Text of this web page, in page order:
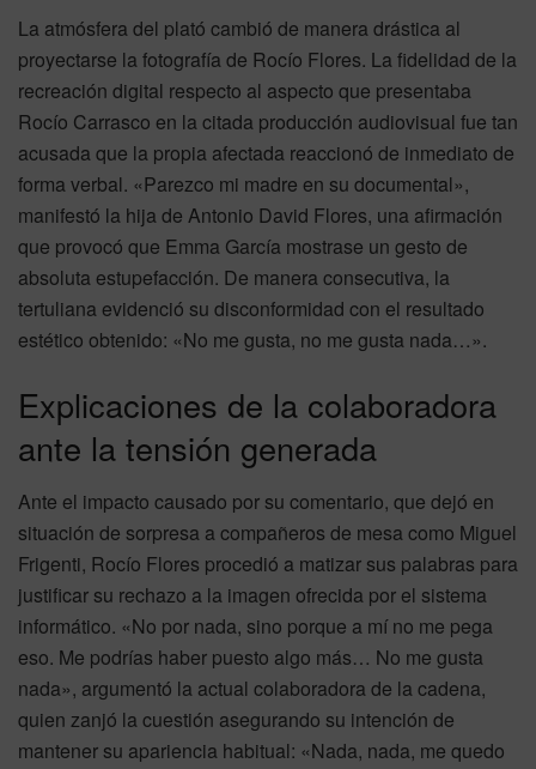
La atmósfera del plató cambió de manera drástica al
proyectarse la fotografía de Rocío Flores. La fidelidad de la
recreación digital respecto al aspecto que presentaba
Rocío Carrasco en la citada producción audiovisual fue tan
acusada que la propia afectada reaccionó de inmediato de
forma verbal. «Parezco mi madre en su documental»,
manifestó la hija de Antonio David Flores, una afirmación
que provocó que Emma García mostrase un gesto de
absoluta estupefacción. De manera consecutiva, la
tertuliana evidenció su disconformidad con el resultado
estético obtenido: «No me gusta, no me gusta nada…».
Explicaciones de la colaboradora
ante la tensión generada
Ante el impacto causado por su comentario, que dejó en
situación de sorpresa a compañeros de mesa como Miguel
Frigenti, Rocío Flores procedió a matizar sus palabras para
justificar su rechazo a la imagen ofrecida por el sistema
informático. «No por nada, sino porque a mí no me pega
eso. Me podrías haber puesto algo más… No me gusta
nada», argumentó la actual colaboradora de la cadena,
quien zanjó la cuestión asegurando su intención de
mantener su apariencia habitual: «Nada, nada, me quedo